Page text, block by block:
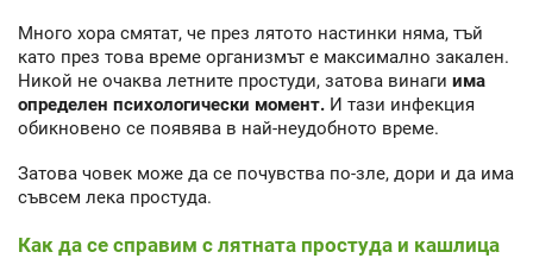
Много хора смятат, че през лятото настинки няма, тъй
като през това време организмът е максимално закален.
Никой не очаква летните простуди, затова винаги има
определен психологически момент. И тази инфекция
обикновено се появява в най-неудобното време.
Затова човек може да се почувства по-зле, дори и да има
съвсем лека простуда.
Как да се справим с лятната простуда и кашлица